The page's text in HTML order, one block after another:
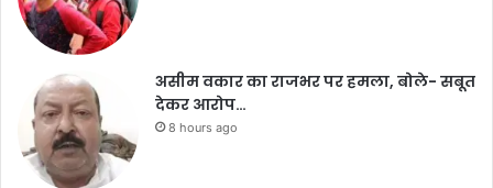
असीम वकार का राजभर पर हमला, बोले- सबूत
देकर आरोप…
8 hours ago